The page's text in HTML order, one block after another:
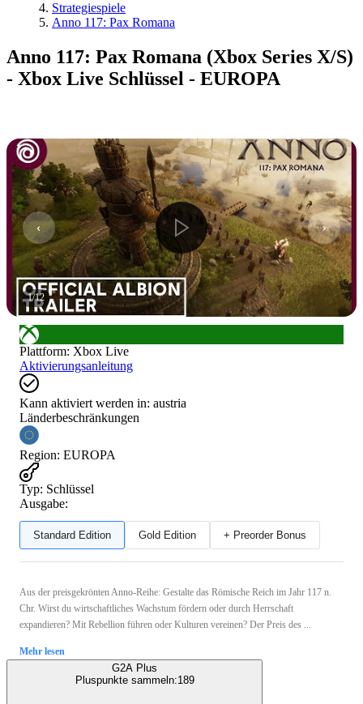
Strategiespiele
Anno 117: Pax Romana
Anno 117: Pax Romana (Xbox Series X/S)
- Xbox Live Schlüssel - EUROPA
1/12
Plattform: Xbox Live
Aktivierungsanleitung
Kann aktiviert werden in: austria
Länderbeschränkungen
Region: EUROPA
Typ: Schlüssel
Ausgabe:
Standard Edition Gold Edition + Preorder Bonus
Aus der preisgekrönten Anno-Reihe: Gestalte das Römische Reich im Jahr 117 n.
Chr. Wirst du wirtschaftliches Wachstum fördern oder durch Herrschaft
expandieren? Mit Rebellion führen oder Kulturen vereinen? Der Preis des ...
Mehr lesen
G2A Plus
Pluspunkte sammeln:189